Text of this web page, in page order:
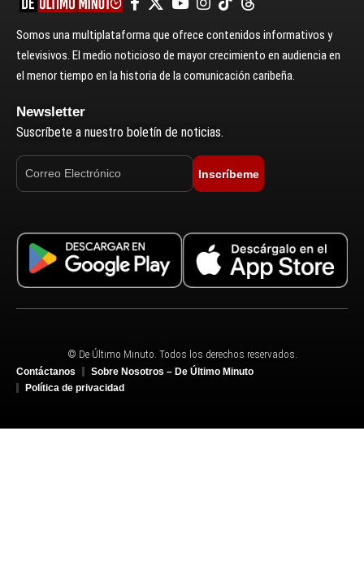
Somos una multiplataforma que ofrece contenidos informativos y
televisivos. El medio noticioso de mayor crecimiento en audiencia en
el menor tiempo en la historia de la comunicación caribeña.
Newsletter
Suscríbete a nuestro boletín de noticias.
Inscríbeme
© De Último Minuto. Todos los derechos reservados.
Contáctanos
Sobre Nosotros – De Último Minuto
Política de privacidad